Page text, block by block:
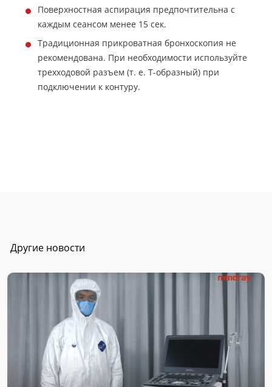
Поверхностная аспирация предпочтительна с
каждым сеансом менее 15 сек.
Традиционная прикроватная бронхоскопия не
рекомендована. При необходимости используйте
трехходовой разъем (т. е. Т-образный) при
подключении к контуру.
Другие новости